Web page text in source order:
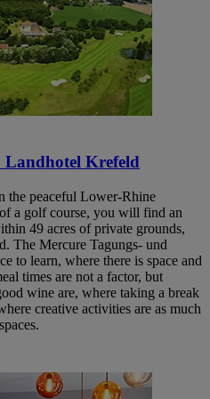
Landhotel Krefeld
the peaceful Lower-Rhine
a golf course, you will find an
49 acres of private grounds,
The Mercure Tagungs- und
to learn, where there is space and
times are not a factor, but
wine are, where taking a break
creative activities are as much